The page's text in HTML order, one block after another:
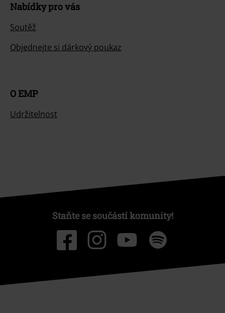
Nabídky pro vás
Soutěž
Objednejte si dárkový poukaz
O EMP
Udržitelnost
Staňte se součástí komunity!